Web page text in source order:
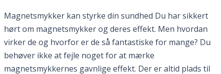
Magnetsmykker kan styrke din sundhed Du har sikkert
hørt om magnetsmykker og deres effekt. Men hvordan
virker de og hvorfor er de så fantastiske for mange? Du
behøver ikke at fejle noget for at mærke
magnetsmykkernes gavnlige effekt. Der er altid plads til